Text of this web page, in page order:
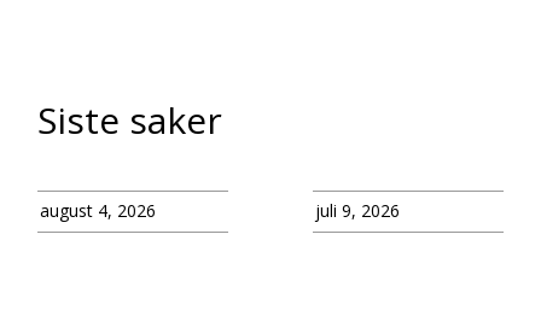
Siste saker
august 4, 2026 juli 9, 2026